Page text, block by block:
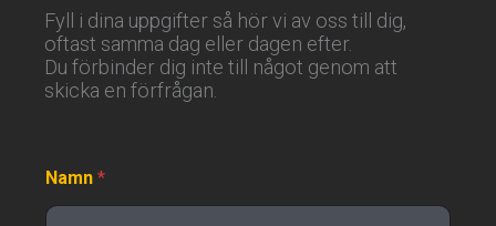
Fyll i dina uppgifter så hör vi av oss till dig,
oftast samma dag eller dagen efter.
Du förbinder dig inte till något genom att
skicka en förfrågan.
Namn *